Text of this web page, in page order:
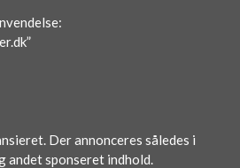
Der annonceres således i
andet sponseret indhold.